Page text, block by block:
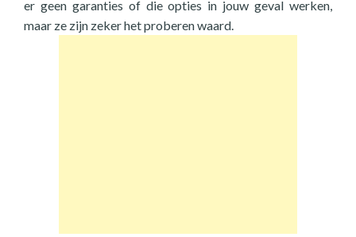
er geen garanties of die opties in jouw geval werken,
maar ze zijn zeker het proberen waard.